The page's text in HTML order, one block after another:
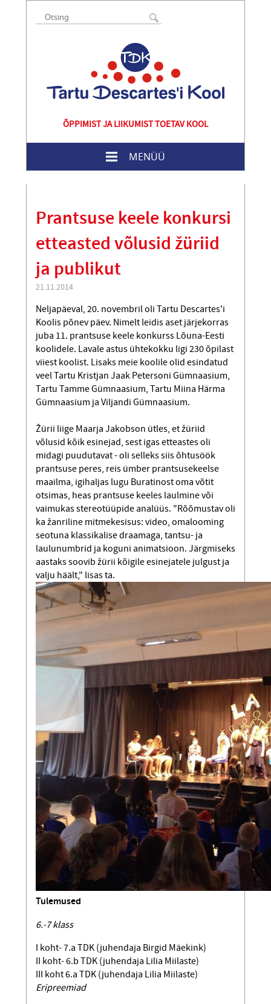
ÕPPIMIST JA LIIKUMIST TOETAV KOOL
MENÜÜ
Prantsuse keele konkursi
etteasted võlusid žüriid
ja publikut
21.11.2014
Neljapäeval, 20. novembril oli Tartu Descartes'i
Koolis põnev päev. Nimelt leidis aset järjekorras
juba 11. prantsuse keele konkurss Lõuna-Eesti
koolidele. Lavale astus ühtekokku ligi 230 õpilast
viiest koolist. Lisaks meie koolile olid esindatud
veel Tartu Kristjan Jaak Petersoni Gümnaasium,
Tartu Tamme Gümnaasium, Tartu Miina Härma
Gümnaasium ja Viljandi Gümnaasium.
Žürii liige Maarja Jakobson ütles, et žüriid
võlusid kõik esinejad, sest igas etteastes oli
midagi puudutavat - oli selleks siis õhtusöök
prantsuse peres, reis ümber prantsusekeelse
maailma, igihaljas lugu Buratinost oma võtit
otsimas, heas prantsuse keeles laulmine või
vaimukas stereotüüpide analüüs. "Rõõmustav oli
ka žanriline mitmekesisus: video, omalooming
seotuna klassikalise draamaga, tantsu- ja
laulunumbrid ja koguni animatsioon. Järgmiseks
aastaks soovib žürii kõigile esinejatele julgust ja
valju häält," lisas ta.
Tulemused
6.-7 klass
I koht- 7.a TDK (juhendaja Birgid Mäekink)
II koht- 6.b TDK (juhendaja Lilia Miilaste)
III koht 6.a TDK (juhendaja Lilia Miilaste)
Eripreemiad